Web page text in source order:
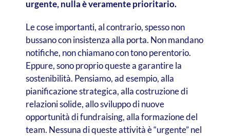
urgente, nulla è veramente prioritario.
Le cose importanti, al contrario, spesso non
bussano con insistenza alla porta. Non mandano
notifiche, non chiamano con tono perentorio.
Eppure, sono proprio queste a garantire la
sostenibilità. Pensiamo, ad esempio, alla
pianificazione strategica, alla costruzione di
relazioni solide, allo sviluppo di nuove
opportunità di fundraising, alla formazione del
team. Nessuna di queste attività è “urgente” nel